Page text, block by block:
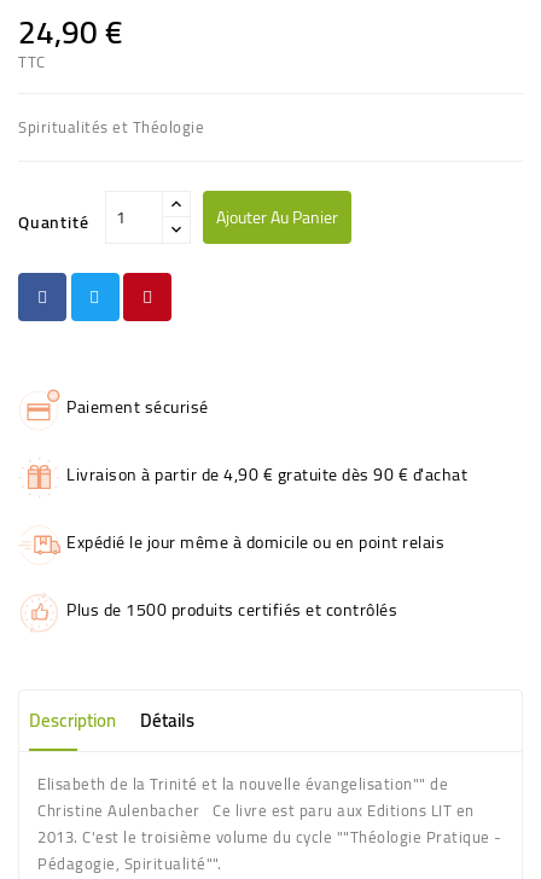
24,90 €
TTC
Spiritualités et Théologie
Quantité Ajouter Au Panier
Paiement sécurisé
Livraison à partir de 4,90 € gratuite dès 90 € d'achat
Expédié le jour même à domicile ou en point relais
Plus de 1500 produits certifiés et contrôlés
Description Détails
Elisabeth de la Trinité et la nouvelle évangelisation"" de
Christine Aulenbacher Ce livre est paru aux Editions LIT en
2013. C'est le troisième volume du cycle ""Théologie Pratique -
Pédagogie, Spiritualité"".